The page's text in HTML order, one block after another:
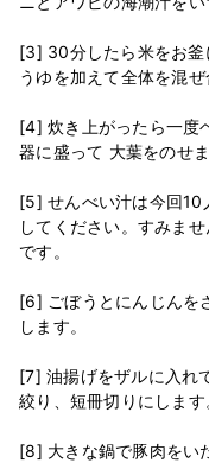
[3] 30分したら米をお釜
うゆを加えて全体を混ぜ
[4] 炊き上がったら一度
器に盛って 大葉をのせま
[5] せんべい汁は今回10
してください。すみま
です。
[6] ごぼうとにんじんを
します。
[7] 油揚げをザルに入れ
絞り、短冊切りにします
[8] 大きな鍋で豚肉をい